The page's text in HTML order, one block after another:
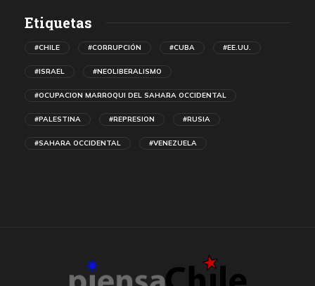
Etiquetas
#CHILE #CORRUPCIÓN #CUBA #EE.UU.
#ISRAEL #NEOLIBERALISMO
#OCUPACION MARROQUI DEL SAHARA OCCIDENTAL
#PALESTINA #REPRESION #RUSIA
#SAHARA OCCIDENTAL #VENEZUELA